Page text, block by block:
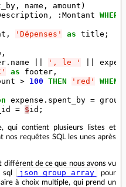
, name , amount )
, : Montant WHERE
, 'Dépenses' as title ;
,
. name ', le '
as footer ,
> 100 THEN 'red' WHEN
expense . spent_by =
= $id ;
qui contient plusieurs listes et
nos requêtes SQL les unes après
différent de ce que nous avons vu
sql
json_group_array
pour
à choix multiple, qui prend un